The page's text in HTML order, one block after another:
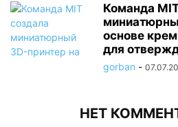
Команда
основе
для
gorban -
НЕТ